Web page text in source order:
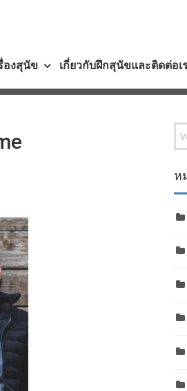
องสุนัข เกี่ยวกับฝึกสุนัขและติดต่อเ
ห